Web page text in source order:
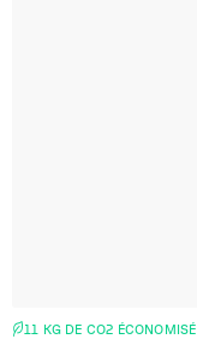
11 KG DE CO2 ÉCONOMISÉ